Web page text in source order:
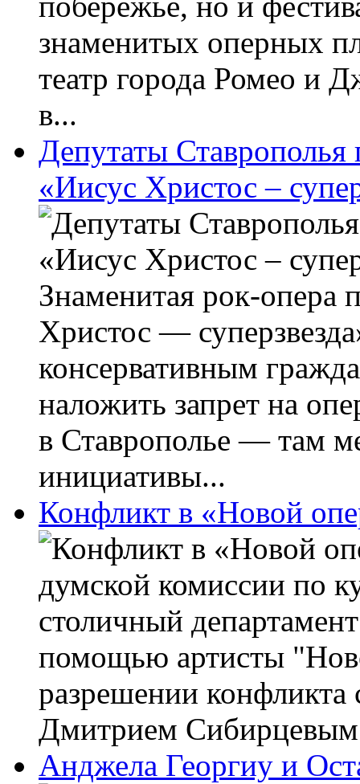
знаменитых оперных
театр города Ромео и
в...
Депутаты Ставрополья
«Иисус Христос –
Знаменитая рок-опера
Христос —
консервативным
наложить запрет на
в Ставрополье — там
инициативы...
Конфликт в «Новой
думской комиссии по
столичный
помощью артисты
разрешении конфликта
Дмитрием
Анджела Георгиу и